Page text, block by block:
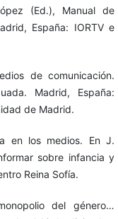
(Ed.), Manual de
España: IORTV e
de comunicación.
Madrid, España:
de Madrid.
en los medios. En J.
sobre infancia y
Reina Sofía.
del género…